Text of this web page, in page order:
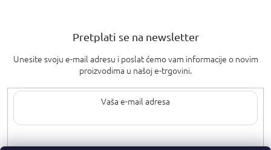
Pretplati se na newsletter
Unesite svoju e-mail adresu i poslat ćemo vam informacije o novim
proizvodima u našoj e-trgovini.
Upisom svoje e-pošte pristajete nauvjete privatnosti.